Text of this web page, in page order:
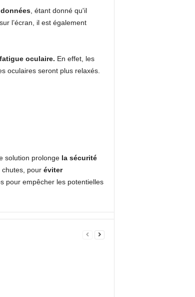
, étant donné qu'il
l’écran, il est également
oculaire. En effet, les
oculaires seront plus relaxés.
solution prolonge la sécurité
chutes, pour éviter
pour empêcher les potentielles